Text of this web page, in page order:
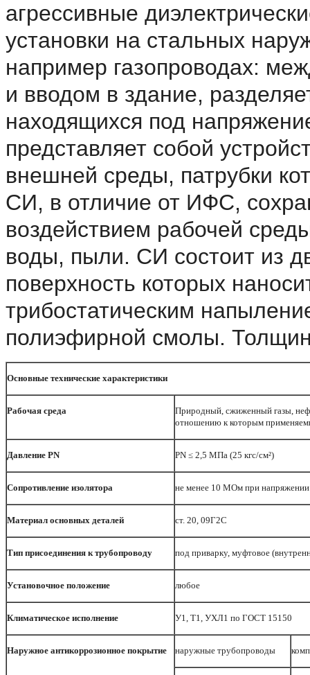
агрессивные
установки на стальных
например газопроводах:
и вводом в здание,
находящихся под
представляет собой
внешней среды, патрубки
СИ, в отличие от ИФС,
воздействием рабочей
воды, пыли. СИ состоит из
поверхность которых
трибостатическим
полиэфирной смолы.
Основные технические характеристики
Рабочая среда
Природный, сжиженный газы,
отношению к которым
Давление PN PN ≤ 2,5 МПа (25 кгс/см²)
Cопротивление изолятора не менее 10 МОм при
Материал основных деталей ст. 20, 09Г2С
Тип присоединения к трубопроводу под приварку, муфтовое
Установочное положение любое
Климатическое исполнение У1, Т1, УХЛ1 по ГОСТ 15150
Наружное антикоррозионное покрытие наружные трубопроводы